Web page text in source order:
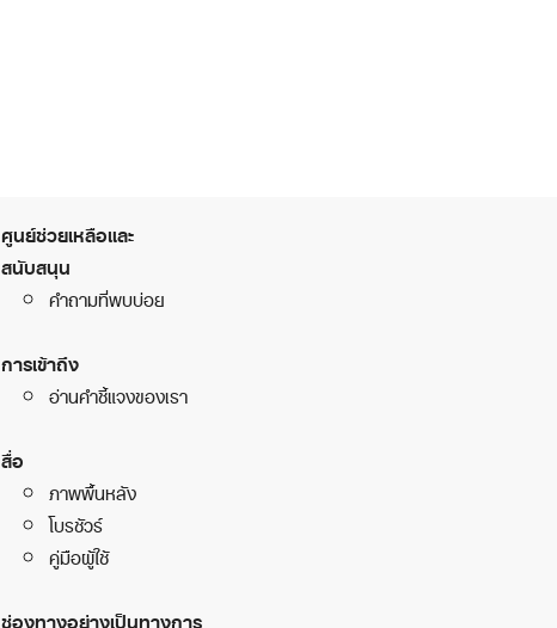
ศูนย์ช่วยเหลือและ
สนับสนุน
คำถามที่พบบ่อย
การเข้าถึง
อ่านคำชี้แจงของเรา
สื่อ
ภาพพื้นหลัง
โบรชัวร์
คู่มือผู้ใช้
ช่องทางอย่างเป็นทางการ